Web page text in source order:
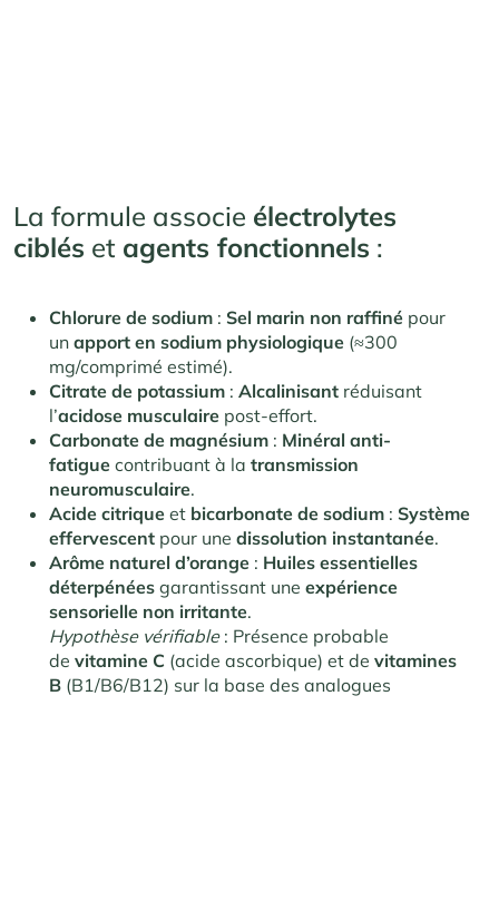
La formule associe électrolytes
ciblés et agents fonctionnels :
Chlorure de sodium : Sel marin non raffiné pour
un apport en sodium physiologique (≈300
mg/comprimé estimé).
Citrate de potassium : Alcalinisant réduisant
l’acidose musculaire post-effort.
Carbonate de magnésium : Minéral anti-
fatigue contribuant à la transmission
neuromusculaire.
Acide citrique et bicarbonate de sodium : Système
effervescent pour une dissolution instantanée.
Arôme naturel d’orange : Huiles essentielles
déterpénées garantissant une expérience
sensorielle non irritante.
Hypothèse vérifiable: Présence probable
de vitamine C (acide ascorbique) et de vitamines
B (B1/B6/B12) sur la base des analogues